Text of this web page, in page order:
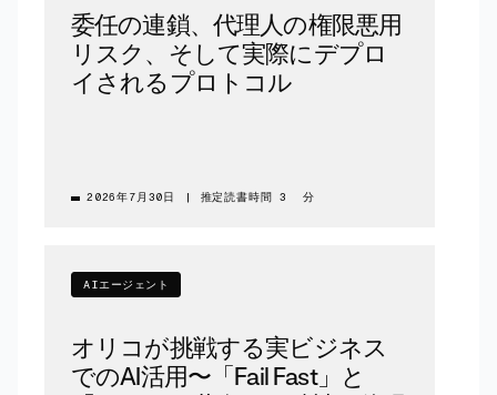
委任の連鎖、代理人の権限悪用
リスク、そして実際にデプロ
イされるプロトコル
2026年7月30日 推定読書時間 3 分
AIエージェント
オリコが挑戦する実ビジネス
でのAI活用〜「Fail Fast」と